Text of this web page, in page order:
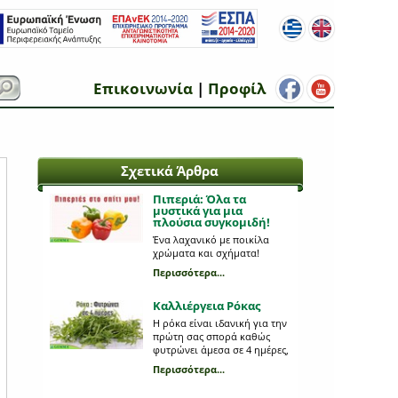
Επικοινωνία | Προφίλ
Σχετικά Άρθρα
Πιπεριά: Όλα τα
μυστικά για μια
πλούσια συγκομιδή!
Ένα λαχανικό με ποικίλα
χρώματα και σχήματα!
Περισσότερα...
Καλλιέργεια Ρόκας
Η ρόκα είναι ιδανική για την
πρώτη σας σπορά καθώς
φυτρώνει άμεσα σε 4 ημέρες,
έχει υψηλά ποσοστά
φυτρωτικότητας και
Περισσότερα...